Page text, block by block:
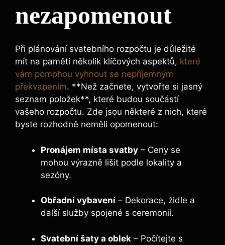
nezapomenout
Při plánování svatebního rozpočtu je důležité
mít na paměti několik klíčových aspektů, které
vám pomohou vyhnout se nepříjemným
překvapením. **Než začnete, vytvořte si jasný
seznam položek**, které budou součástí
vašeho rozpočtu. Zde jsou některé z nich, které
byste rozhodně neměli opomenout:
Pronájem místa svatby – Ceny se
mohou výrazně lišit podle lokality a
sezóny.
Obřadní vybavení – Dekorace, židle a
další služby spojené s ceremonií.
Svatební šaty a oblek – Počítejte s